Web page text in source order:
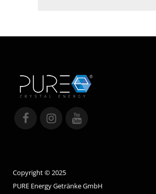
Copyright © 2025
PURE Energy Getränke GmbH